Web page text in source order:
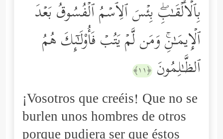
بِٱلۡأَلۡقَـٰبِۖ بِئۡسَ ٱلِٱسۡمُ ٱلۡفُسُوقُ بَعۡدَ
ٱلۡإِیمَـٰنِۚ وَمَن لَّمۡ یَتُبۡ فَأُوْلَـٰۤىِٕكَ هُمُ
ٱلظَّـٰلِمُونَ ﴿١١﴾
¡Vosotros que creéis! Que no se
burlen unos hombres de otros